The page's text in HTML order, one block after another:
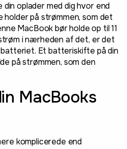
oplader med dig hvor end
på strømmen, som det
MacBook bør holde op til 11
i nærheden af det, er det
Et batteriskifte på din
på strømmen, som den
MacBooks
komplicerede end